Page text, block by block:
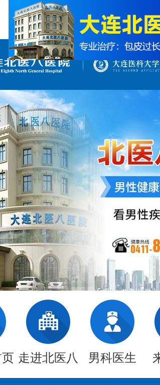
走进北医八 男科医生